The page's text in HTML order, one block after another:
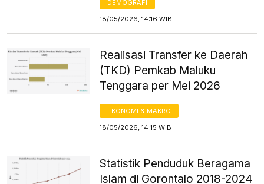
DEMOGRAFI
18/05/2026, 14:16 WIB
Realisasi Transfer ke Daerah
(TKD) Pemkab Maluku
Tenggara per Mei 2026
EKONOMI & MAKRO
18/05/2026, 14:15 WIB
Statistik Penduduk Beragama
Islam di Gorontalo 2018-2024